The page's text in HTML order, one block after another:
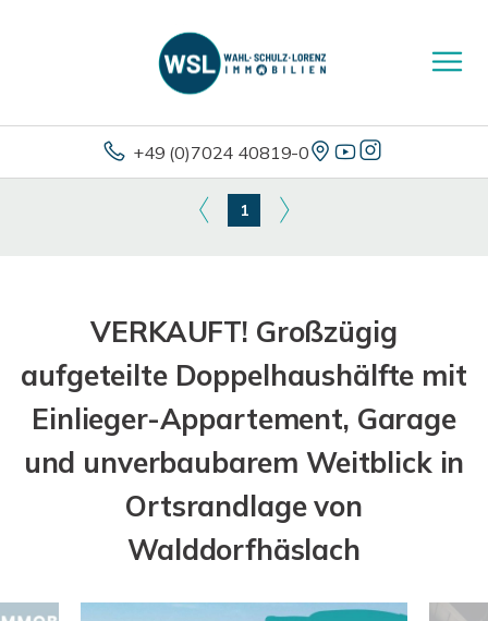
+49 (0)7024 40819-0
1
VERKAUFT! Großzügig
aufgeteilte Doppelhaushälfte mit
Einlieger-Appartement, Garage
und unverbaubarem Weitblick in
Ortsrandlage von
Walddorfhäslach